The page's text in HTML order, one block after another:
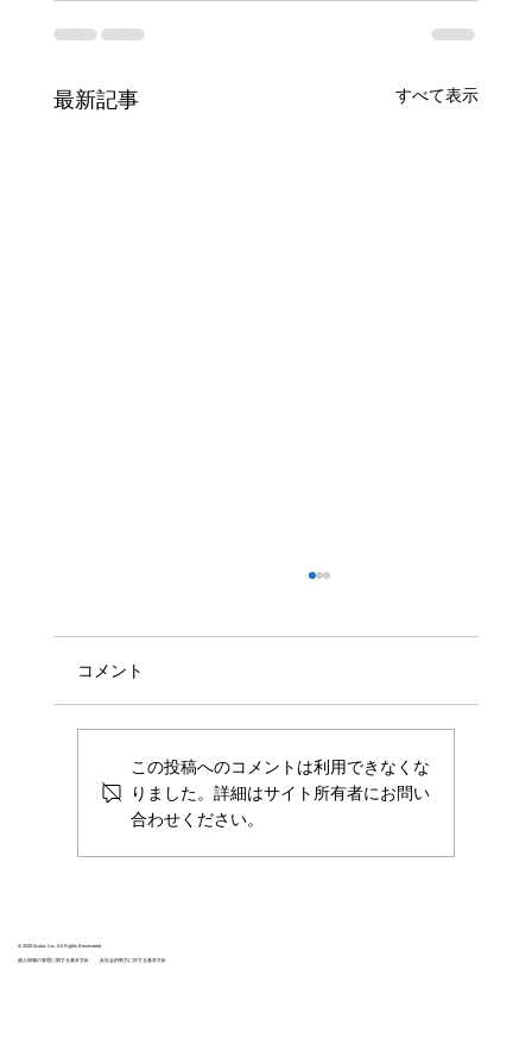
最新記事 すべて表示
3月7日（木）に開催されたグローバルFinTech
ピッチコンテストFIBC2019にScalar社共同代
表の山田が登壇し、国内部門の大賞を受賞いた
しました。 FIBC大賞は、 金融市場へのインパ
クト 経営陣の資質 ビジネスモデルの革新性 ビ
ジネスの成長性...
コメント
この投稿へのコメントは利用できなくな
りました。詳細はサイト所有者にお問い
合わせください。
© 2025 Scalar, Inc. All Rights Reservered
個人情報の管理に関する基本方針 反社会的勢力に対する基本方針